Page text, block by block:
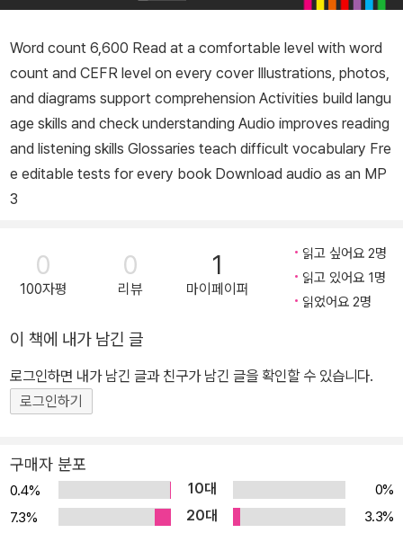
Word count 6,600 Read at a comfortable level with word
count and CEFR level on every cover Illustrations, photos,
and diagrams support comprehension Activities build langu
age skills and check understanding Audio improves reading
and listening skills Glossaries teach difficult vocabulary Fre
e editable tests for every book Download audio as an MP
3
0
100자평
0
리뷰
1
마이페이퍼
읽고 싶어요 2명
읽고 있어요 1명
읽었어요 2명
이 책에 내가 남긴 글
로그인하면 내가 남긴 글과 친구가 남긴 글을 확인할 수 있습니다.
로그인하기
구매자 분포
0.4% 10대
0%
7.3%
20대
3.3%